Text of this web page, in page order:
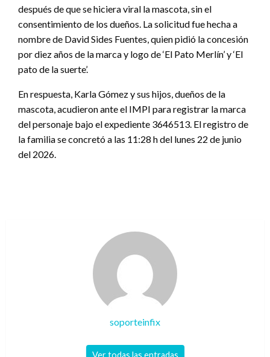
después de que se hiciera viral la mascota, sin el
consentimiento de los dueños. La solicitud fue hecha a
nombre de David Sides Fuentes, quien pidió la concesión
por diez años de la marca y logo de ‘El Pato Merlín’ y ‘El
pato de la suerte’.
En respuesta, Karla Gómez y sus hijos, dueños de la
mascota, acudieron ante el IMPI para registrar la marca
del personaje bajo el expediente 3646513. El registro de
la familia se concretó a las 11:28 h del lunes 22 de junio
del 2026.
soporteinfix
Ver todas las entradas